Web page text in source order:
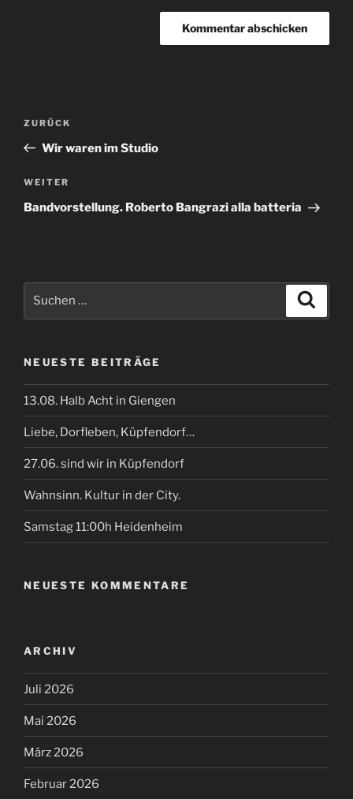
Beitragsnavigation
Vorheriger
Beitrag
ZURÜCK
Wir waren im Studio
Nächster
Beitrag
WEITER
Bandvorstellung. Roberto Bangrazi alla batteria
NEUESTE BEITRÄGE
13.08. Halb Acht in Giengen
Liebe, Dorfleben, Küpfendorf…
27.06. sind wir in Küpfendorf
Wahnsinn. Kultur in der City.
Samstag 11:00h Heidenheim
NEUESTE KOMMENTARE
ARCHIV
Juli 2026
Mai 2026
März 2026
Februar 2026